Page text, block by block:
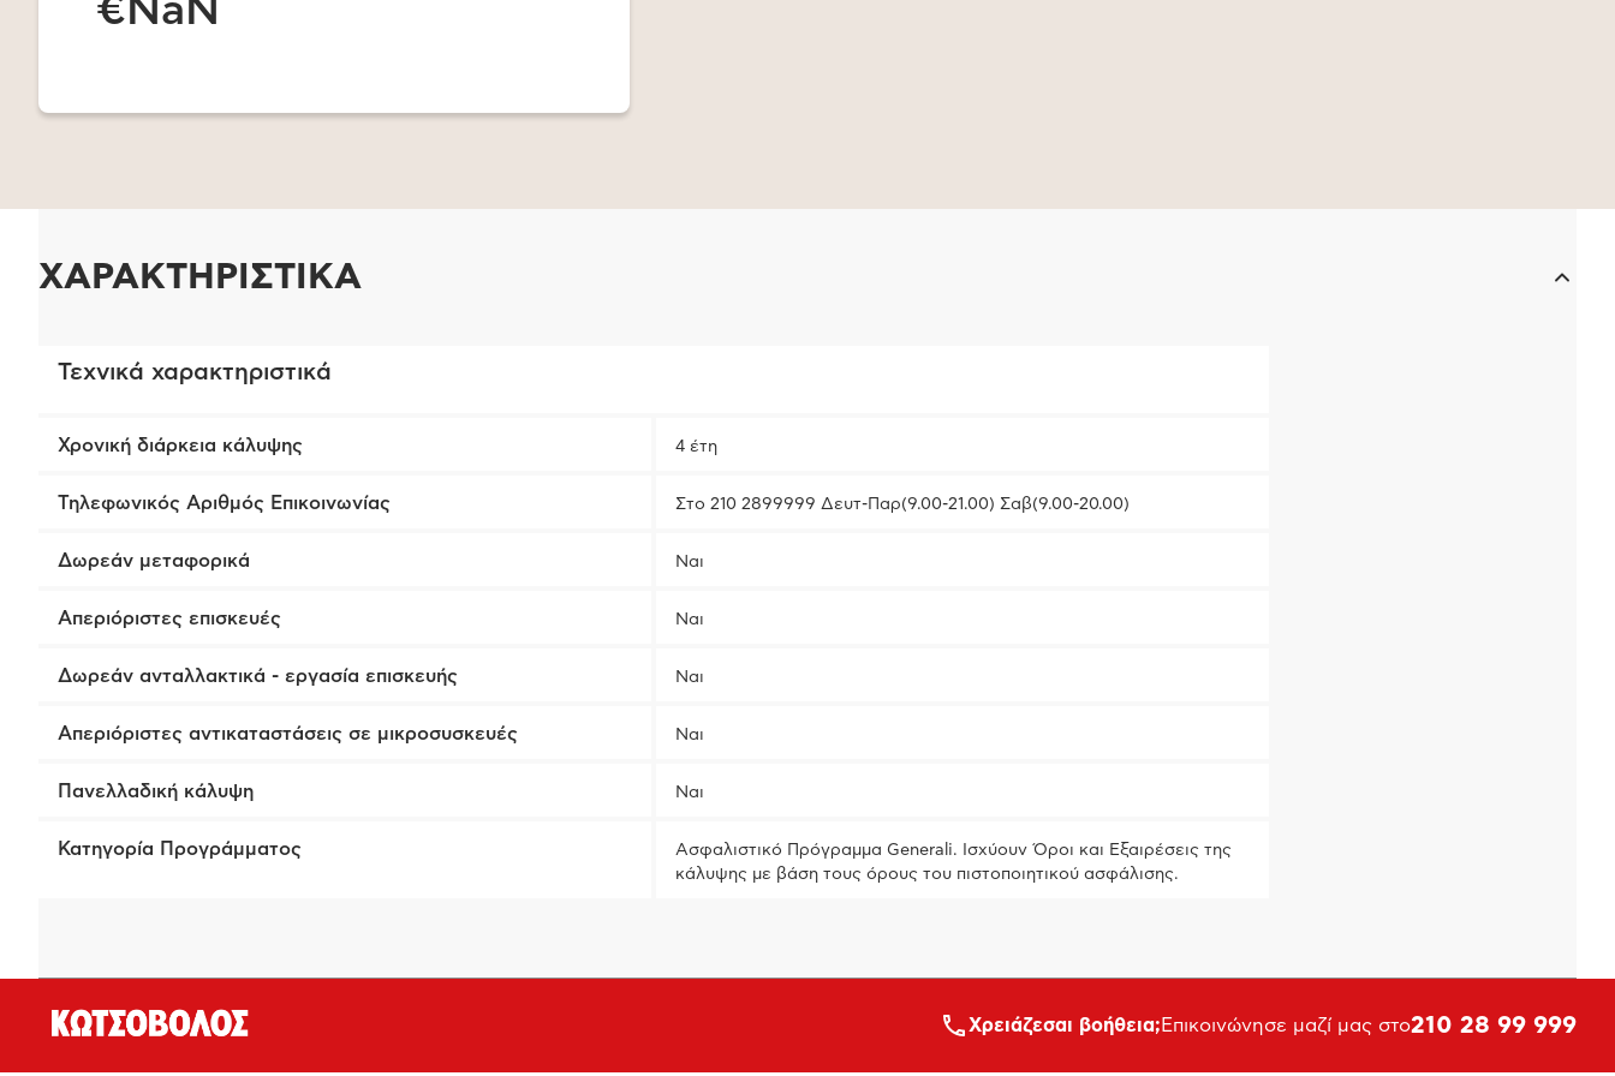
€NaN
ΧΑΡΑΚΤΗΡΙΣΤΙΚΑ
Τεχνικά χαρακτηριστικά
Χρονική διάρκεια κάλυψης 4 έτη
Τηλεφωνικός Αριθμός Επικοινωνίας Στο 210 2899999 Δευτ-Παρ(9.00-21.00) Σαβ(9.00-20.00)
Δωρεάν μεταφορικά Ναι
Απεριόριστες επισκευές Ναι
Δωρεάν ανταλλακτικά - εργασία επισκευής Ναι
Απεριόριστες αντικαταστάσεις σε μικροσυσκευές Ναι
Πανελλαδική κάλυψη Ναι
Κατηγορία Προγράμματος
Ασφαλιστικό Πρόγραμμα Generali. Ισχύουν Όροι και Εξαιρέσεις της
κάλυψης με βάση τους όρους του πιστοποιητικού ασφάλισης.
Xρειάζεσαι βοήθεια; Επικοινώνησε μαζί μας στο210 28 99 999